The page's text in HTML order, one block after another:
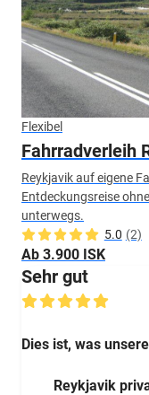
Flexibel
Fahrradverleih
Reykjavik auf eigene
Entdeckungsreise
unterwegs.
5.0 (2)
Ab 3.900 ISK
Sehr gut
Dies ist, was
Reykjavik